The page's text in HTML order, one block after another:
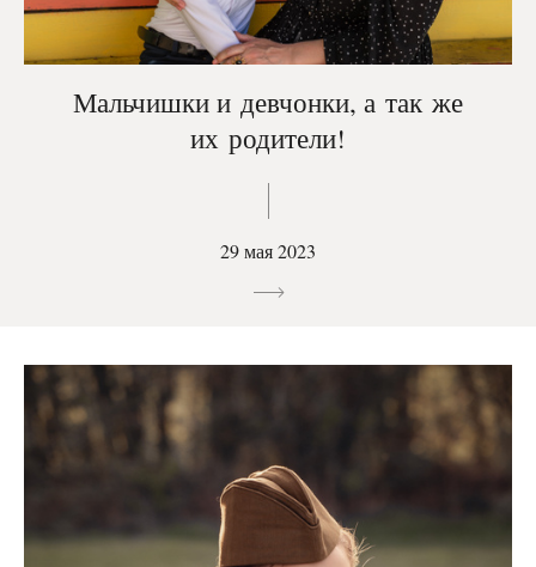
Мальчишки и девчонки, а так же
их родители!
29 мая 2023